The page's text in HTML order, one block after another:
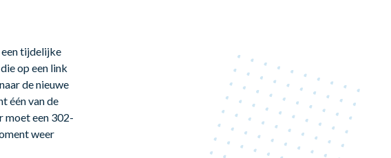
tijdelijke
op een link
de nieuwe
één van de
moet een 302-
weer